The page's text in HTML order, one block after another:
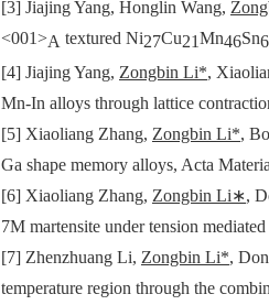
[3] Jiajing Yang, Honglin Wang,
<001>A textured Ni27Cu21Mn46Sn6
[4] Jiajing Yang, Zongbin Li*,
Mn-In alloys through lattice
[5] Xiaoliang Zhang, Zongbin Li*,
Ga shape memory alloys, Acta
[6] Xiaoliang Zhang, Zongbin Li∗,
7M martensite under tension
[7] Zhenzhuang Li, Zongbin Li*,
temperature region through the